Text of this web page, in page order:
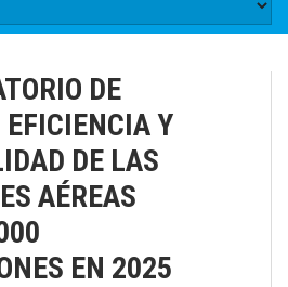
DE
EFICIENCIA Y
DE LAS
AÉREAS
EN 2025